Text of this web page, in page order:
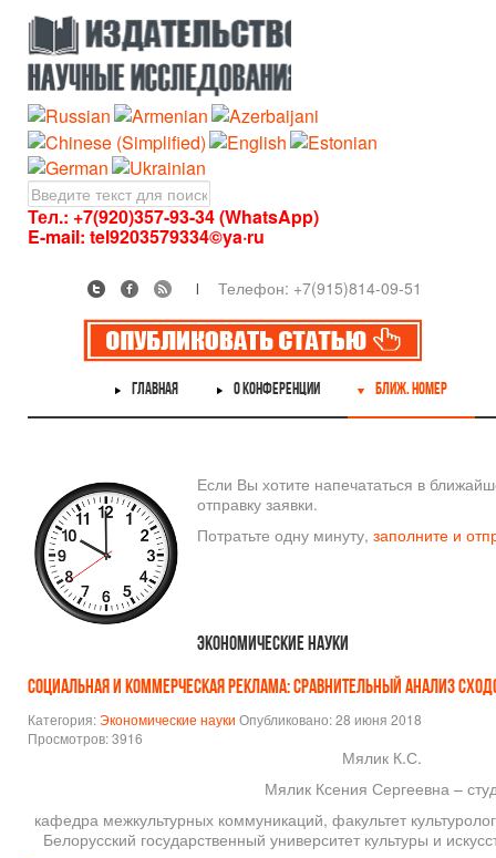
Тел.: +7(920)357-93-34 (WhatsApp)
E-mail: tel9203579334©ya·ru
Телефон: +7(915)814-09-51
ГЛАВНАЯ О КОНФЕРЕНЦИИ БЛИЖ. НОМЕР
Если Вы хотите напечататься в
отправку заявки.
Потратьте одну минуту, заполните и
Экономические науки
СОЦИАЛЬНАЯ И КОММЕРЧЕСКАЯ РЕКЛАМА: СРАВНИТЕЛЬНЫЙ АНАЛИЗ
Категория:Экономические науки Опубликовано: 28 июня 2018
Просмотров: 3916
Мялик К.С.
Мялик Ксения Сергеевна –
кафедра межкультурных коммуникаций, факультет
Белорусский государственный университет культуры и